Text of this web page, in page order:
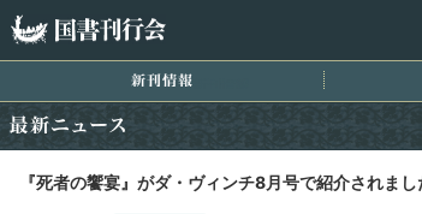
新刊情報
『死者の饗宴』がダ・ヴィンチ8月号で紹介されまし